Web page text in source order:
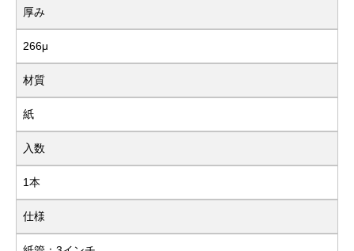
厚み
266μ
材質
紙
入数
1本
仕様